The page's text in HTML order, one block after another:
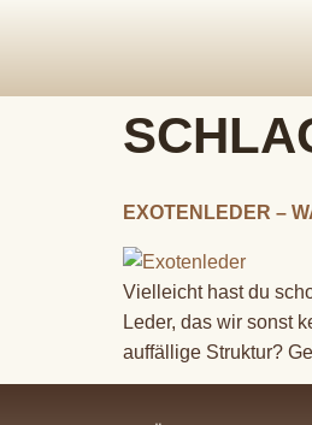
EXOTENLEDER –
Vielleicht hast du
Leder, das wir sonst
auffällige Struktur?